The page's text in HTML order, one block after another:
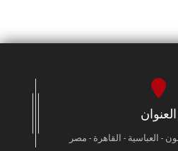
العنوان
- العباسية - القاهرة - مصر